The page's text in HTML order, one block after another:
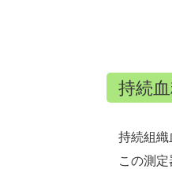
持続
持続組織
この測